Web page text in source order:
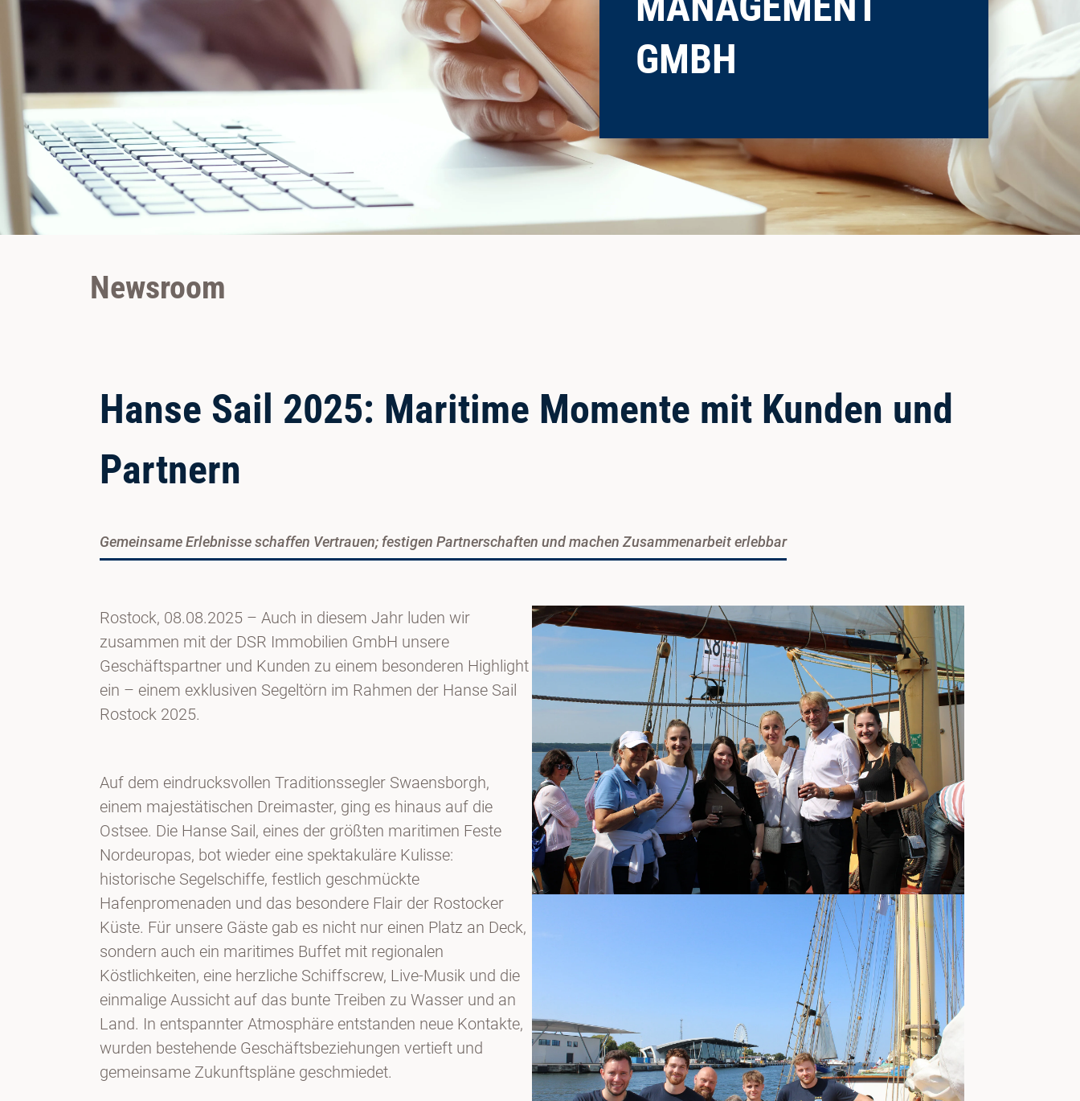
GMBH
Newsroom
Hanse Sail 2025: Maritime Momente mit Kunden und
Partnern
Gemeinsame Erlebnisse schaffen Vertrauen; festigen Partnerschaften und machen Zusammenarbeit erlebbar
Rostock, 08.08.2025 – Auch in diesem Jahr luden wir
zusammen mit der DSR Immobilien GmbH unsere
Geschäftspartner und Kunden zu einem besonderen Highlight
ein – einem exklusiven Segeltörn im Rahmen der Hanse Sail
Rostock 2025.
Auf dem eindrucksvollen Traditionssegler Swaensborgh,
einem majestätischen Dreimaster, ging es hinaus auf die
Ostsee. Die Hanse Sail, eines der größten maritimen Feste
Nordeuropas, bot wieder eine spektakuläre Kulisse:
historische Segelschiffe, festlich geschmückte
Hafenpromenaden und das besondere Flair der Rostocker
Küste. Für unsere Gäste gab es nicht nur einen Platz an Deck,
sondern auch ein maritimes Buffet mit regionalen
Köstlichkeiten, eine herzliche Schiffscrew, Live-Musik und die
einmalige Aussicht auf das bunte Treiben zu Wasser und an
Land. In entspannter Atmosphäre entstanden neue Kontakte,
wurden bestehende Geschäftsbeziehungen vertieft und
gemeinsame Zukunftspläne geschmiedet.